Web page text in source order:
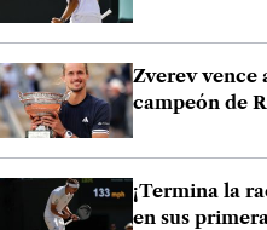
Zverev vence
campeón de
¡Termina la
en sus